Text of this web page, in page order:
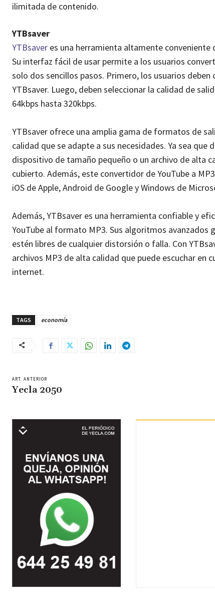
ilimitada de contenido.
YTBsaver
YTBsaver es una herramienta altamente
Su interfaz fácil de usar permite a los usuarios
solo dos sencillos pasos. Primero, los usuarios
YTBsaver. Luego, deben seleccionar la calidad de
64kbps hasta 320kbps.
YTBsaver ofrece una amplia gama de formatos de
calidad que se adapte a sus necesidades. Ya sea
dispositivo de tamaño pequeño o un archivo de alta
cubierto. Además, este convertidor de YouTube a
iOS de Apple, Android de Google y Windows de
Además, YTBsaver es una herramienta confiable y
YouTube al formato MP3. Sus algoritmos
estén libres de cualquier distorsión o falla. Con
archivos MP3 de alta calidad que puede escuchar en
internet.
TAGS economía
ART. ANTERIOR
Yecla 2050